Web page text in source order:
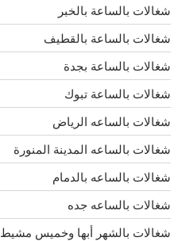
شغالات بالساعة بالخبر
شغالات بالساعة بالقطيف
شغالات بالساعة بجدة
شغالات بالساعة تبوك
شغالات بالساعه الرياض
شغالات بالساعه المدينة المنورة
شغالات بالساعه بالدمام
شغالات بالساعه جده
شغالات بالشهر أبها وخميس مشيط